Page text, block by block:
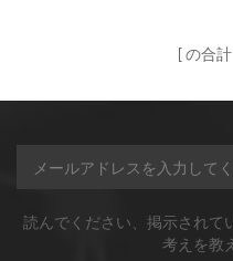
の合計
読んでください、掲示されて
考えを教